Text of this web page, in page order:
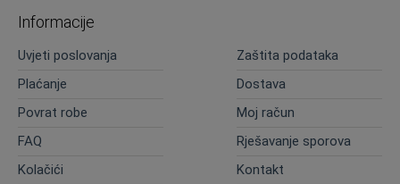
Informacije
Uvjeti poslovanja
Zaštita podataka
Plaćanje
Dostava
Povrat robe
Moj račun
FAQ
Rješavanje sporova
Kolačići
Kontakt